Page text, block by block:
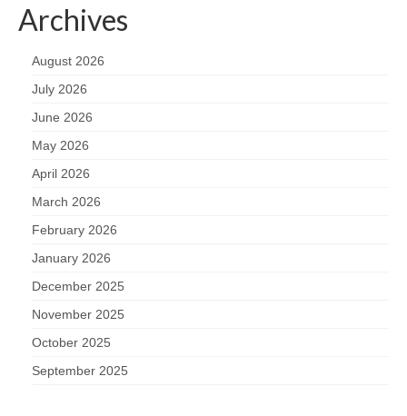
Archives
August 2026
July 2026
June 2026
May 2026
April 2026
March 2026
February 2026
January 2026
December 2025
November 2025
October 2025
September 2025